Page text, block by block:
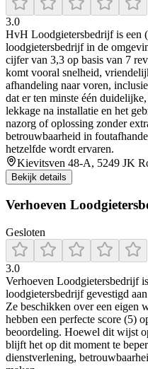
3.0
HvH Loodgietersbedrijf is een
loodgietersbedrijf in de
cijfer van 3,3 op basis van 7
komt vooral snelheid,
afhandeling naar voren,
dat er ten minste één
lekkage na installatie en het
nazorg of oplossing zonder
betrouwbaarheid in
hetzelfde wordt ervaren.
Kievitsven 48-A, 5249 JK
Bekijk details
Verhoeven
Gesloten
3.0
Verhoeven Loodgietersbedrijf
loodgietersbedrijf gevestigd
Ze beschikken over een eigen
hebben een perfecte score (5)
beoordeling. Hoewel dit wijst
blijft het op dit moment te
dienstverlening,